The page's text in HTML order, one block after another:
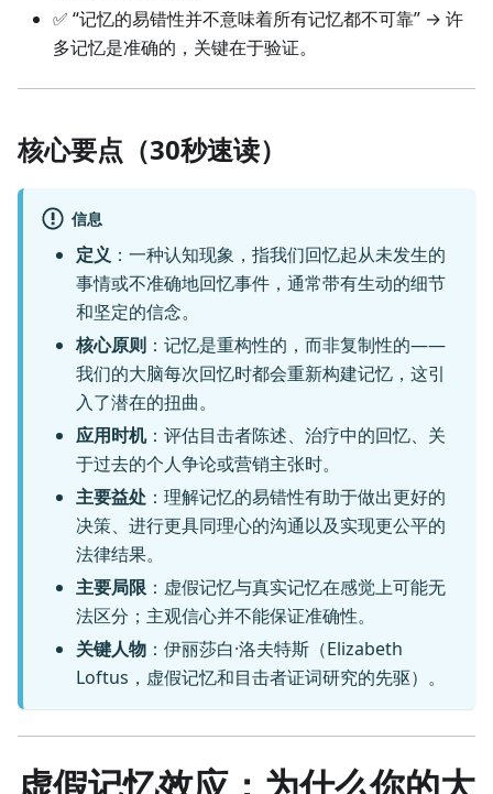
✅ “记忆的易错性并不意味着所有记忆都不可靠” → 许
多记忆是准确的，关键在于验证。
核心要点（30秒速读）
信息
定义 ：一种认知现象，指我们回忆起从未发生的
事情或不准确地回忆事件，通常带有生动的细节
和坚定的信念。
核心原则 ：记忆是重构性的，而非复制性的——
我们的大脑每次回忆时都会重新构建记忆，这引
入了潜在的扭曲。
应用时机：评估目击者陈述、治疗中的回忆、关
于过去的个人争论或营销主张时。
主要益处 ：理解记忆的易错性有助于做出更好的
决策、进行更具同理心的沟通以及实现更公平的
法律结果。
主要局限 ：虚假记忆与真实记忆在感觉上可能无
法区分；主观信心并不能保证准确性。
关键人物 ：伊丽莎白·洛夫特斯（Elizabeth
Loftus，虚假记忆和目击者证词研究的先驱）。
虚假记忆效应：为什么你的大